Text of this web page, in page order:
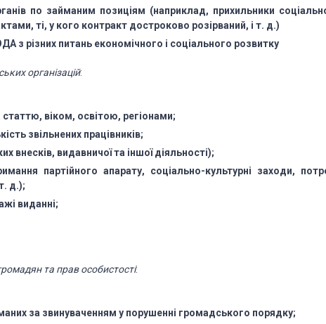
по займаним позиціям (наприклад, прихильники
ті, у кого контракт достроково розірваний, і т. д.)
з різних питань економічного і соціального розвитку
організацій:
статтю, віком, освітою, регіонами;
звільнених працівників;
внесків, видавничої та іншої діяльності);
партійного апарату, соціально-культурні заходи,
т. д.);
виданні;
та прав особистості:
за звинуваченням у порушенні громадського порядку;